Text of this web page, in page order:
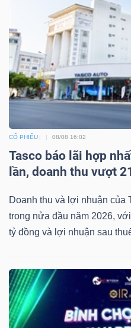
CỔ PHIẾU 08/08 16:02
Tasco báo lãi hợp
lần, doanh thu vượt
Doanh thu và lợi nhuận của
trong nửa đầu năm 2026,
tỷ đồng và lợi nhuận sau